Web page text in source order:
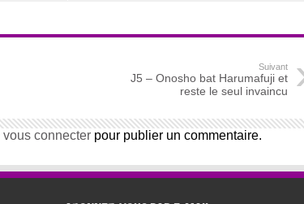
Suivant
J5 – Onosho bat Harumafuji et
reste le seul invaincu
vous connecterpour publier un commentaire.